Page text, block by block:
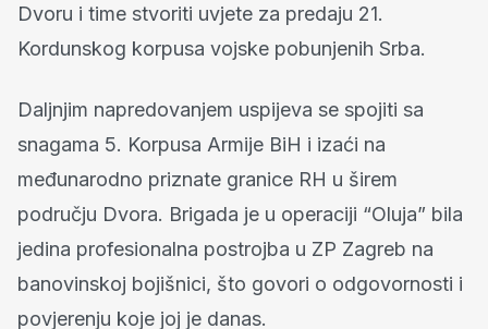
Dvoru i time stvoriti uvjete za predaju 21.
Kordunskog korpusa vojske pobunjenih Srba.
Daljnjim napredovanjem uspijeva se spojiti sa
snagama 5. Korpusa Armije BiH i izaći na
međunarodno priznate granice RH u širem
području Dvora. Brigada je u operaciji “Oluja” bila
jedina profesionalna postrojba u ZP Zagreb na
banovinskoj bojišnici, što govori o odgovornosti i
povjerenju koje joj je danas.